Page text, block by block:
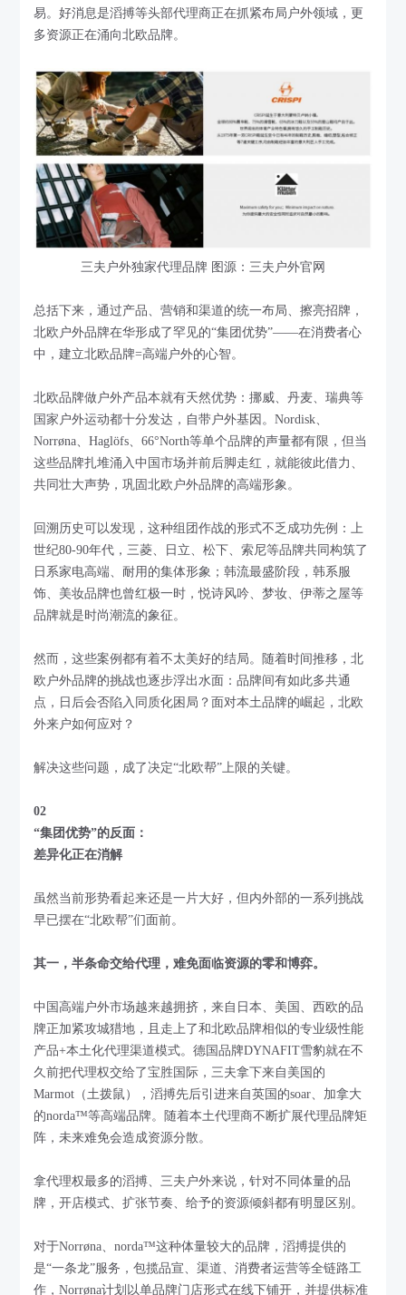
易。好消息是滔搏等头部代理商正在抓紧布局户外领域，更
多资源正在涌向北欧品牌。
三夫户外独家代理品牌 图源：三夫户外官网
总括下来，通过产品、营销和渠道的统一布局、擦亮招牌，
北欧户外品牌在华形成了罕见的“集团优势”——在消费者心
中，建立北欧品牌=高端户外的心智。
北欧品牌做户外产品本就有天然优势：挪威、丹麦、瑞典等
国家户外运动都十分发达，自带户外基因。Nordisk、
Norrøna、Haglöfs、66°North等单个品牌的声量都有限，但当
这些品牌扎堆涌入中国市场并前后脚走红，就能彼此借力、
共同壮大声势，巩固北欧户外品牌的高端形象。
回溯历史可以发现，这种组团作战的形式不乏成功先例：上
世纪80-90年代，三菱、日立、松下、索尼等品牌共同构筑了
日系家电高端、耐用的集体形象；韩流最盛阶段，韩系服
饰、美妆品牌也曾红极一时，悦诗风吟、梦妆、伊蒂之屋等
品牌就是时尚潮流的象征。
然而，这些案例都有着不太美好的结局。随着时间推移，北
欧户外品牌的挑战也逐步浮出水面：品牌间有如此多共通
点，日后会否陷入同质化困局？面对本土品牌的崛起，北欧
外来户如何应对？
解决这些问题，成了决定“北欧帮”上限的关键。
02
“集团优势”的反面：
差异化正在消解
虽然当前形势看起来还是一片大好，但内外部的一系列挑战
早已摆在“北欧帮”们面前。
其一，半条命交给代理，难免面临资源的零和博弈。
中国高端户外市场越来越拥挤，来自日本、美国、西欧的品
牌正加紧攻城猎地，且走上了和北欧品牌相似的专业级性能
产品+本土化代理渠道模式。德国品牌DYNAFIT雪豹就在不
久前把代理权交给了宝胜国际，三夫拿下来自美国的
Marmot（土拨鼠），滔搏先后引进来自英国的soar、加拿大
的norda™等高端品牌。随着本土代理商不断扩展代理品牌矩
阵，未来难免会造成资源分散。
拿代理权最多的滔搏、三夫户外来说，针对不同体量的品
牌，开店模式、扩张节奏、给予的资源倾斜都有明显区别。
对于Norrøna、norda™这种体量较大的品牌，滔搏提供的
是“一条龙”服务，包揽品宣、渠道、消费者运营等全链路工
作，Norrøna计划以单品牌门店形式在线下铺开，并提供标准